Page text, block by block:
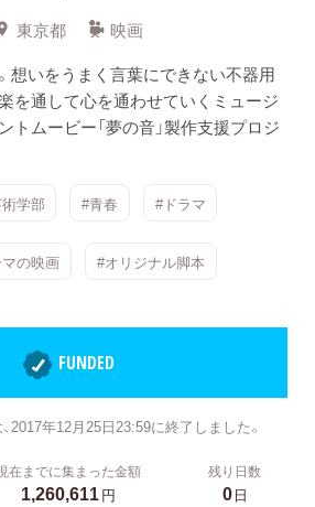
東京都
映画
想いをうまく言葉にできない不器用
を通して心を通わせていくミュージ
トムービー「夢の音」製作支援プロジ
学部 #青春 #ドラマ
の映画 #オリジナル脚本
FUNDED
2017年12月25日23:59に終了しました。
在までに集まった金額
1,260,611円
残り日数
0日